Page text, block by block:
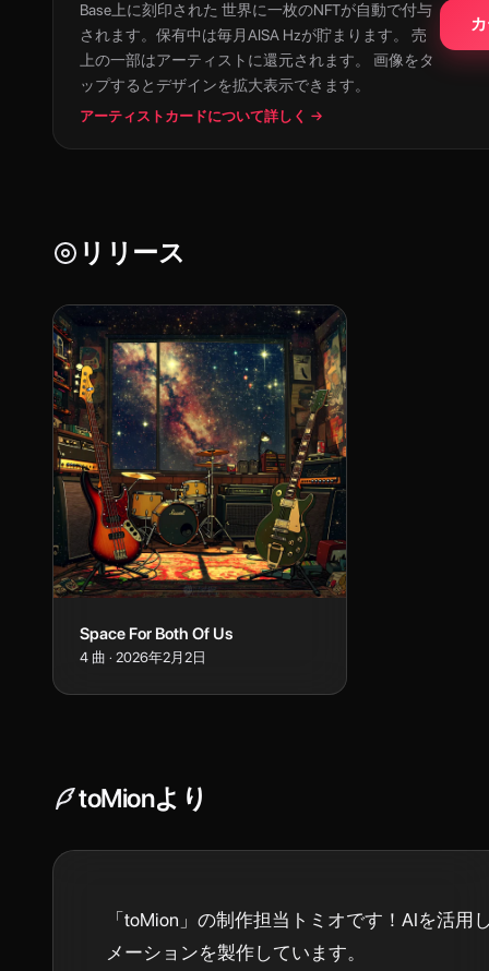
Base上に刻印された 世界に一枚のNFTが自動で付与
されます。保有中は毎月AISA Hzが貯まります。 売
上の一部はアーティストに還元されます。 画像をタ
ップするとデザインを拡大表示できます。
アーティストカードについて詳しく →
リリース
Space For Both Of Us
4 曲 · 2026年2月2日
toMionより
「toMion」の制作担当トミオです！AIを活用
メーションを製作しています。